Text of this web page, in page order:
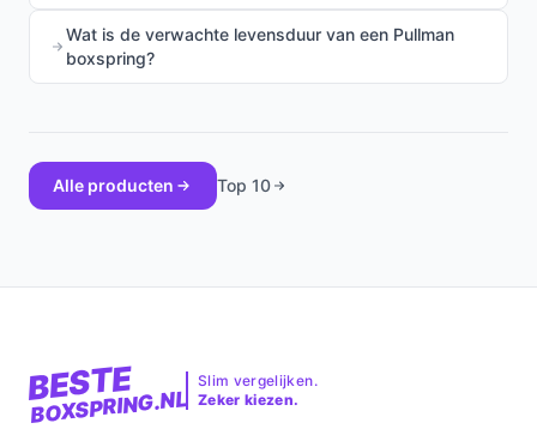
Wat is de verwachte levensduur van een Pullman
boxspring?
Alle producten Top 10
BESTE
BOXSPRING.NL
Slim vergelijken.
Zeker kiezen.